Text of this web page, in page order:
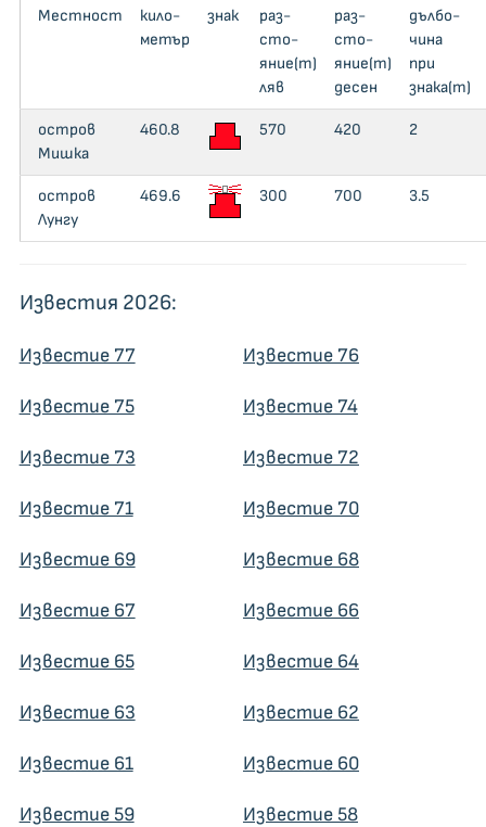
Местност
кило­
метър
знак
раз­
сто­
яние(m)
ляв
раз­
сто­
яние(m)
десен
дъл­бо­
чи­на
при
знака(m)
остров
Мишка
460.8 570 420 2
остров
Лунгу
469.6 300 700 3.5
Известия 2026:
Известие 77 Известие 76
Известие 75 Известие 74
Известие 73 Известие 72
Известие 71 Известие 70
Известие 69 Известие 68
Известие 67 Известие 66
Известие 65 Известие 64
Известие 63 Известие 62
Известие 61 Известие 60
Известие 59 Известие 58